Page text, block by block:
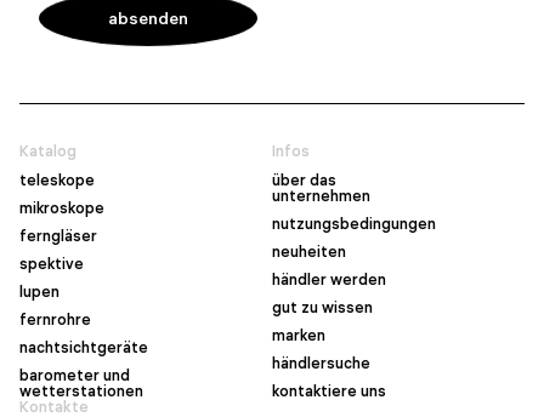
Katalog
teleskope
mikroskope
ferngläser
spektive
lupen
fernrohre
nachtsichtgeräte
barometer und
wetterstationen
Infos
über das
unternehmen
nutzungsbedingungen
neuheiten
händler werden
gut zu wissen
marken
händlersuche
kontaktiere uns
Kontakte